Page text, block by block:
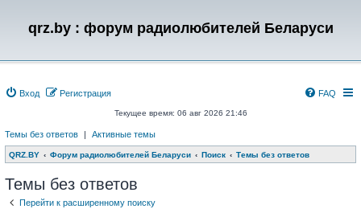
qrz.by : форум радиолюбителей Беларуси
Вход Регистрация FAQ
Текущее время: 06 авг 2026 21:46
Темы без ответов | Активные темы
QRZ.BY Форум радиолюбителей Беларуси Поиск Темы без ответов
Темы без ответов
Перейти к расширенному поиску